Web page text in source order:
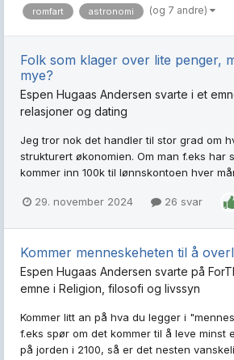
romfart astronomi (og 7 andre)
Folk som klager over lite penger,
mye?
Espen Hugaas Andersen svarte i et
relasjoner og dating
Jeg tror nok det handler til stor grad om
strukturert økonomien. Om man f.eks har
kommer inn 100k til lønnskontoen hver
29. november 2024 26 svar
Kommer menneskeheten til å
Espen Hugaas Andersen svarte på
emne i Religion, filosofi og livssyn
Kommer litt an på hva du legger i
f.eks spør om det kommer til å leve minst
på jorden i 2100, så er det nesten